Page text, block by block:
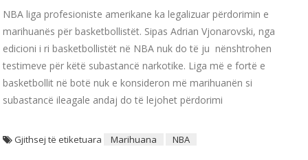
NBA liga profesioniste amerikane ka legalizuar përdorimin e
marihuanës për basketbollistët. Sipas Adrian Vjonarovski, nga
edicioni i ri basketbollistët në NBA nuk do të ju nënshtrohen
testimeve për këtë subastancë narkotike. Liga më e fortë e
basketbollit në botë nuk e konsideron më marihuanën si
subastancë ileagale andaj do të lejohet përdorimi
Gjithsej të etiketuara Marihuana NBA